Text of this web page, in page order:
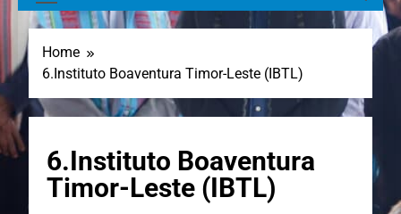
Home
6.Instituto Boaventura Timor-Leste (IBTL)
6.Instituto Boaventura
Timor-Leste (IBTL)